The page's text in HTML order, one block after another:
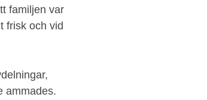
familjen var
frisk och vid
ammades.